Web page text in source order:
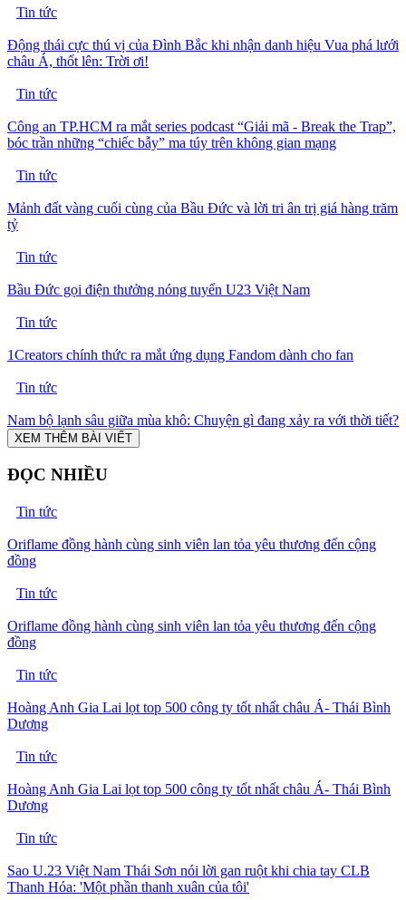
Tin tức
Động thái cực thú vị của Đình Bắc khi nhận danh hiệu Vua phá lưới
châu Á, thốt lên: Trời ơi!
Tin tức
Công an TP.HCM ra mắt series podcast “Giải mã - Break the Trap”,
bóc trần những “chiếc bẫy” ma túy trên không gian mạng
Tin tức
Mảnh đất vàng cuối cùng của Bầu Đức và lời tri ân trị giá hàng trăm
tỷ
Tin tức
Bầu Đức gọi điện thưởng nóng tuyển U23 Việt Nam
Tin tức
1Creators chính thức ra mắt ứng dụng Fandom dành cho fan
Tin tức
Nam bộ lạnh sâu giữa mùa khô: Chuyện gì đang xảy ra với thời tiết?
XEM THÊM BÀI VIẾT
ĐỌC NHIỀU
Tin tức
Oriflame đồng hành cùng sinh viên lan tỏa yêu thương đến cộng
đồng
Tin tức
Oriflame đồng hành cùng sinh viên lan tỏa yêu thương đến cộng
đồng
Tin tức
Hoàng Anh Gia Lai lọt top 500 công ty tốt nhất châu Á- Thái Bình
Dương
Tin tức
Hoàng Anh Gia Lai lọt top 500 công ty tốt nhất châu Á- Thái Bình
Dương
Tin tức
Sao U.23 Việt Nam Thái Sơn nói lời gan ruột khi chia tay CLB
Thanh Hóa: 'Một phần thanh xuân của tôi'